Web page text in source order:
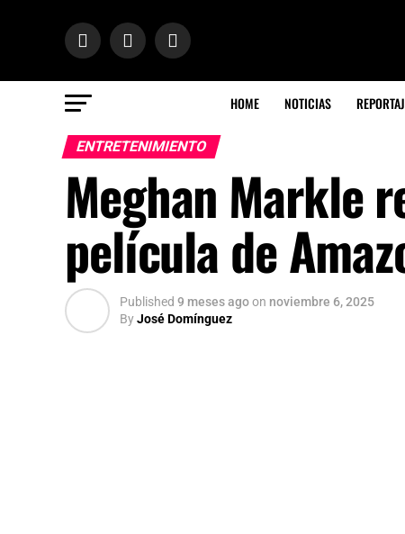
HOME NOTICIAS
ENTRETENIMIENTO
Meghan Markle
película de
Published 9 meses agoon noviembre 6, 2025
ByJosé Domínguez